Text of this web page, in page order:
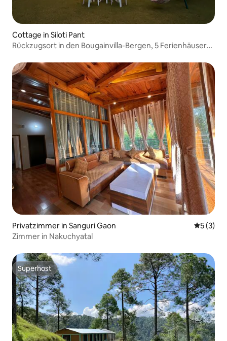
Cottage in Siloti Pant
Rückzugsort in den Bougainvilla-Bergen, 5 Ferienhäuser
Privatzimmer in Sanguri Gaon
5 (3)
Zimmer in Nakuchyatal
Superhost
Superhost